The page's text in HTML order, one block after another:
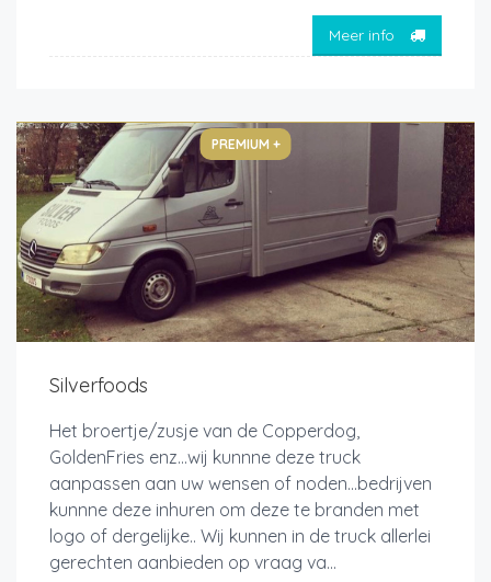
Meer info
PREMIUM +
Silverfoods
Het broertje/zusje van de Copperdog,
GoldenFries enz...wij kunnne deze truck
aanpassen aan uw wensen of noden...bedrijven
kunnne deze inhuren om deze te branden met
logo of dergelijke.. Wij kunnen in de truck allerlei
gerechten aanbieden op vraag va...